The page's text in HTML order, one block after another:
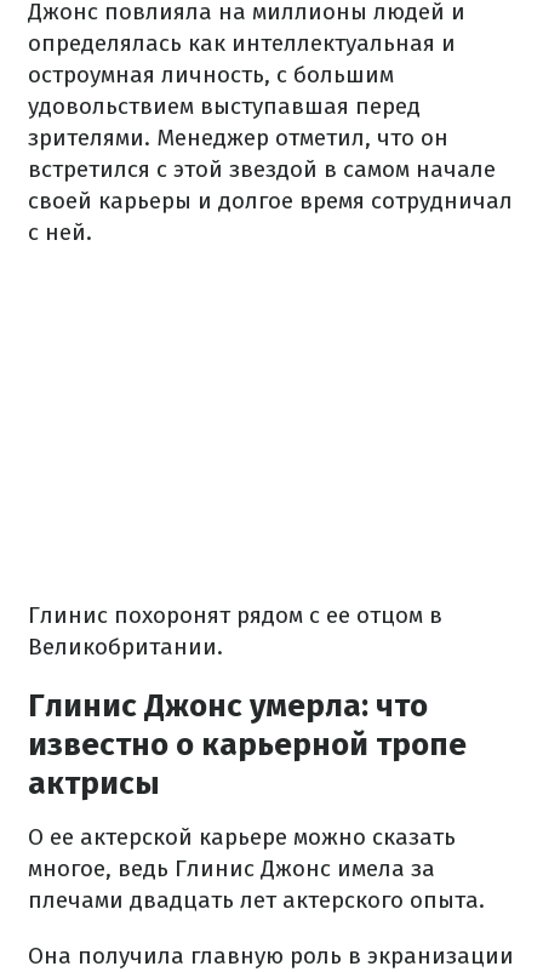
Джонс повлияла на миллионы людей и
определялась как интеллектуальная и
остроумная личность, с большим
удовольствием выступавшая перед
зрителями. Менеджер отметил, что он
встретился с этой звездой в самом начале
своей карьеры и долгое время сотрудничал
с ней.
Глинис похоронят рядом с ее отцом в
Великобритании.
Глинис Джонс умерла: что
известно о карьерной тропе
актрисы
О ее актерской карьере можно сказать
многое, ведь Глинис Джонс имела за
плечами двадцать лет актерского опыта.
Она получила главную роль в экранизации